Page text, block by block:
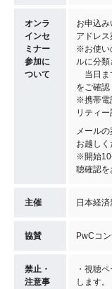
オンラ
インセ
ミナー
参加に
ついて
お申込
アドレス
※お使い
ルに分類
当日ま
をご確認
※携帯電
リティ
メール
お越しく
※開始10
聴確認を
主催 日本経
協賛 PwCコ
禁止・
注意事
・視聴
します。